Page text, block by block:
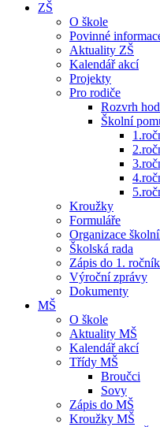
ZŠ
O škole
Povinné
Aktuality ZŠ
Kalendář akcí
Projekty
Pro rodiče
Rozvrh
Školní
Kroužky
Formuláře
Organizace
Školská rada
Zápis do 1.
Výroční zprávy
Dokumenty
MŠ
O škole
Aktuality MŠ
Kalendář akcí
Třídy MŠ
Broučci
Sovy
Zápis do MŠ
Kroužky MŠ